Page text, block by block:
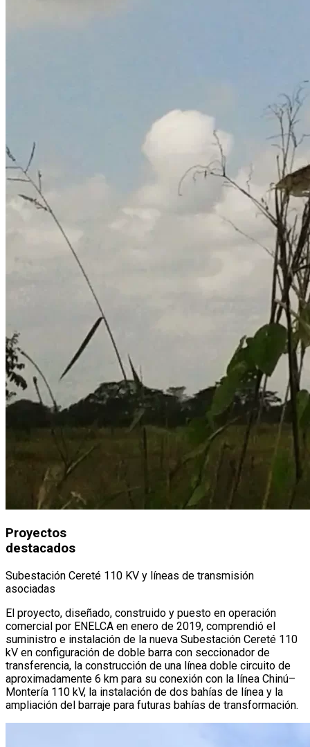
Proyectos
destacados
Subestación Cereté 110 KV y líneas de transmisión
asociadas
El proyecto, diseñado, construido y puesto en operación
comercial por ENELCA en enero de 2019, comprendió el
suministro e instalación de la nueva Subestación Cereté 110
kV en configuración de doble barra con seccionador de
transferencia, la construcción de una línea doble circuito de
aproximadamente 6 km para su conexión con la línea Chinú–
Montería 110 kV, la instalación de dos bahías de línea y la
ampliación del barraje para futuras bahías de transformación.